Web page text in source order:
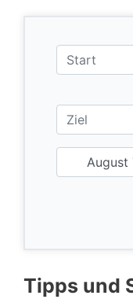
Tipps und